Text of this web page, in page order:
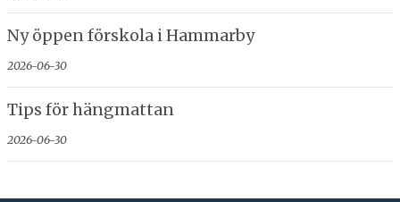
Ny öppen förskola i Hammarby
2026-06-30
Tips för hängmattan
2026-06-30